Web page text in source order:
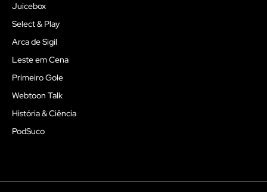
Juicebox
Select & Play
Arca de Sigil
Leste em Cena
Primeiro Gole
Webtoon Talk
História & Ciência
PodSuco